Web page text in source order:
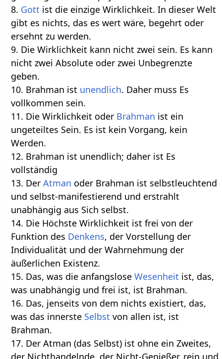
8. Gott ist die einzige Wirklichkeit. In dieser Welt
gibt es nichts, das es wert wäre, begehrt oder
ersehnt zu werden.
9. Die Wirklichkeit kann nicht zwei sein. Es kann
nicht zwei Absolute oder zwei Unbegrenzte
geben.
10. Brahman ist unendlich. Daher muss Es
vollkommen sein.
11. Die Wirklichkeit oder Brahman ist ein
ungeteiltes Sein. Es ist kein Vorgang, kein
Werden.
12. Brahman ist unendlich; daher ist Es
vollständig
13. DerAtman oder Brahman ist selbstleuchtend
und selbst-manifestierend und erstrahlt
unabhängig aus Sich selbst.
14. Die Höchste Wirklichkeit ist frei von der
Funktion des Denkens, der Vorstellung der
Individualität und der Wahrnehmung der
äußerlichen Existenz.
15. Das, was die anfangsloseWesenheit ist, das,
was unabhängig und frei ist, ist Brahman.
16. Das, jenseits von dem nichts existiert, das,
was das innerste Selbst von allen ist, ist
Brahman.
17. Der Atman (das Selbst) ist ohne ein Zweites,